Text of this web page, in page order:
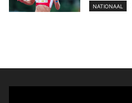
NATIONAAL